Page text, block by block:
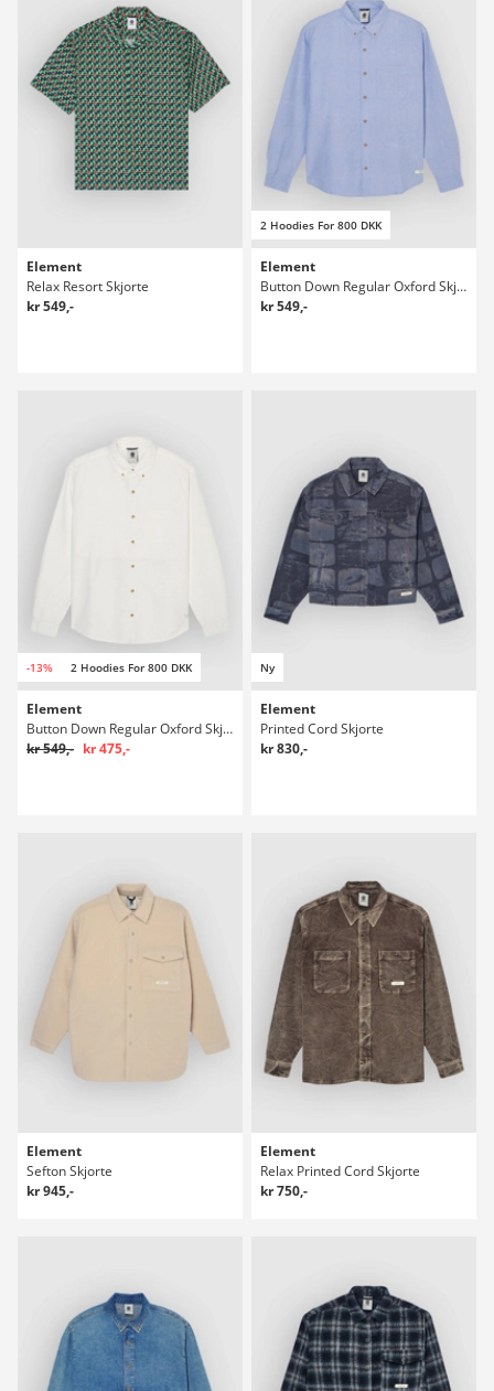
Element
Relax Resort Skjorte
kr 549,-
2 Hoodies For 800 DKK
Element
Button Down Regular Oxford Skjorte
kr 549,-
-13% 2 Hoodies For 800 DKK
Element
Button Down Regular Oxford Skjorte
kr 549,- kr 475,-
Ny
Element
Printed Cord Skjorte
kr 830,-
Element
Sefton Skjorte
kr 945,-
Element
Relax Printed Cord Skjorte
kr 750,-